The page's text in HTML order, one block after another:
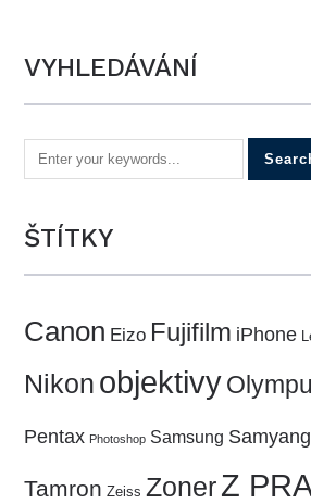
VYHLEDÁVÁNÍ
ŠTÍTKY
Canon Eizo Fujifilm iPhone
Nikon objektivy
Pentax Photoshop Samsung Samyang
Tamron Zeiss ZonerZ